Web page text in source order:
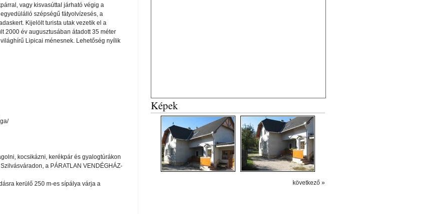
vagy kisvasúttal járható végig a
szépségű fátyolvízesés, a
Kijelölt turista utak vezetik el a
2000 év augusztusában átadott 35 méter
Lipicai ménesnek. Lehetőség nyílik
kocsikázni, kerékpár és gyalogtúrákon
a PÁRATLAN VENDÉGHÁZ-
kerülő 250 m-es sípálya várja a
Képek
következő »